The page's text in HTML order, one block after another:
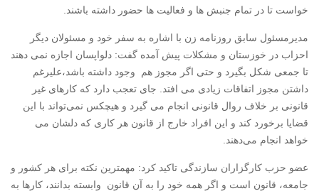
خواست تا در تمام جنبش ها و فعالیت ها حضور داشته باشند.
مدیرمسئول سابق روزنامه زن با اشاره به سفر خود و مسئولان دیگر
احزاب در خوزستان و مشکلات پیش آمده گفت: دلواپسان اجازه نمی دهند
تا جمعی شکل بگیرد و حتی اگر مجوز هم وجود داشته باشد،علیرغم
داشتن مجوز اتفاقات زیادی می افتد. جای تعجب دارد که کارهای غیر
قانونی بر خلاف روال قانونی انجام می گیرد و هیچکس نمی‌تواند با این
قضایا برخورد کند و این افراد خارج از قانون هر کاری که دلشان می
خواهد انجام می‌دهند.
عضو حزب کارگزاران سازندگی تاکید کرد: مهمترین نکته برای هر کشور و
جامعه، قانون است و اگر همه خود را به آن قانون وابسته بدانند، کارها به